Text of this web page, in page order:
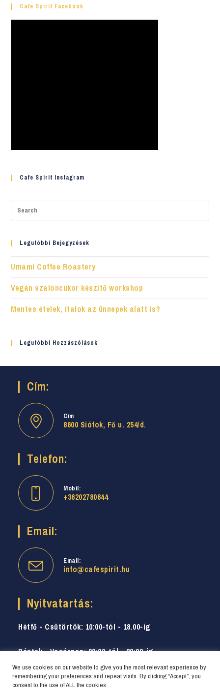
Cafe Spirit Facebook
Cafe Spirit Instagram
Legutóbbi Bejegyzések
Umami Coffee Roastery
Vegán szaloncukor készítő workshop
Mentes ételek, italok az ünnepek alatt is?
Legutóbbi Hozzászólások
Cím:
Cím
8600 Siófok, Fő u. 254/d.
Telefon:
Mobil:
+36202780844
Email:
Email:
info@cafespirit.hu
Nyitvatartás:
Hétfő - Csütörtök: 10:00-tól - 18.00-ig
Péntek - Vasárnap: 09:00-tól - 20:00-ig
We use cookies on our website to give you the most relevant experience by
remembering your preferences and repeat visits. By clicking “Accept”, you
consent to the use of ALL the cookies.